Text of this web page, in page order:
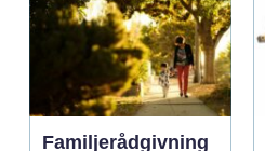
Familjerådgivning